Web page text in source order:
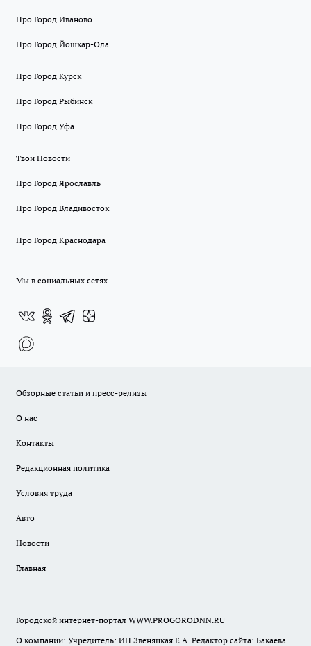
Про Город Иваново
Про Город Йошкар-Ола
Про Город Курск
Про Город Рыбинск
Про Город Уфа
Твои Новости
Про Город Ярославль
Про Город Владивосток
Про Город Краснодара
Мы в социальных сетях
Обзорные статьи и пресс-релизы
О нас
Контакты
Редакционная политика
Условия труда
Авто
Новости
Главная
Городской интернет-портал WWW.PROGORODNN.RU
О компании: Учредитель: ИП Звеняцкая Е.А. Редактор сайта: Бакаева